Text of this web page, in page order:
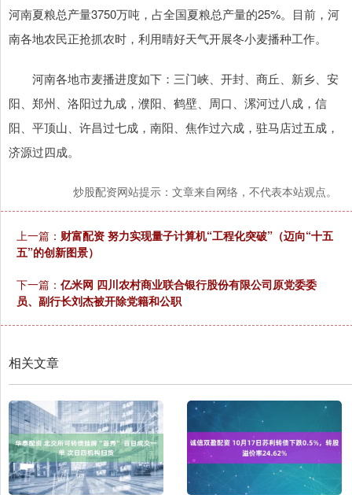
河南夏粮总产量3750万吨，占全国夏粮总产量的25%。目前，河
南各地农民正抢抓农时，利用晴好天气开展冬小麦播种工作。
河南各地市麦播进度如下：三门峡、开封、商丘、新乡、安
阳、郑州、洛阳过九成，濮阳、鹤壁、周口、漯河过八成，信
阳、平顶山、许昌过七成，南阳、焦作过六成，驻马店过五成，
济源过四成。
炒股配资网站提示：文章来自网络，不代表本站观点。
上一篇： 财富配资 努力实现量子计算机“工程化突破”（迈向“十五
五”的创新图景）
下一篇： 亿米网 四川农村商业联合银行股份有限公司原党委委
员、副行长刘杰被开除党籍和公职
相关文章